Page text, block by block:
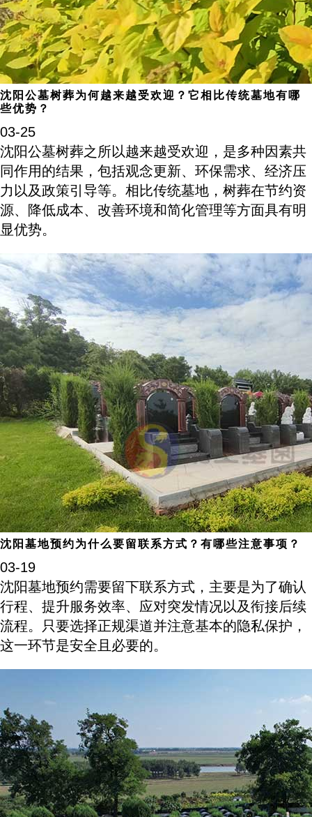
沈阳公墓树葬为何越来越受欢迎？它相比传统墓地有哪
些优势？
03-25
沈阳公墓树葬之所以越来越受欢迎，是多种因素共
同作用的结果，包括观念更新、环保需求、经济压
力以及政策引导等。相比传统墓地，树葬在节约资
源、降低成本、改善环境和简化管理等方面具有明
显优势。
沈阳墓地预约为什么要留联系方式？有哪些注意事项？
03-19
沈阳墓地预约需要留下联系方式，主要是为了确认
行程、提升服务效率、应对突发情况以及衔接后续
流程。只要选择正规渠道并注意基本的隐私保护，
这一环节是安全且必要的。